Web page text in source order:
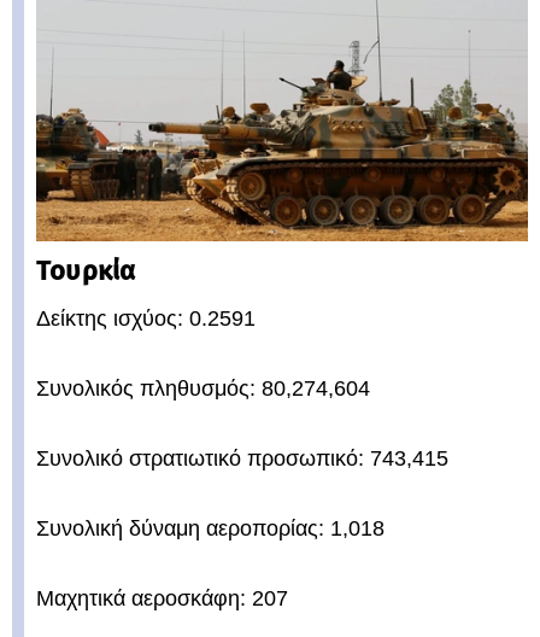
Τουρκία
Δείκτης ισχύος: 0.2591
Συνολικός πληθυσμός: 80,274,604
Συνολικό στρατιωτικό προσωπικό: 743,415
Συνολική δύναμη αεροπορίας: 1,018
Μαχητικά αεροσκάφη: 207